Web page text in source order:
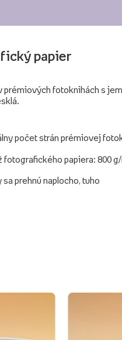
papier
prémiových fotoknihách s
počet strán prémiovej
fotografického papiera: 800
sa prehnú naplocho, tuho